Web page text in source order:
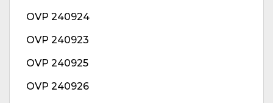
OVP 240924
OVP 240923
OVP 240925
OVP 240926